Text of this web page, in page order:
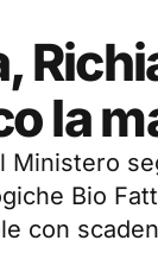
la
Ministero
Bio
con